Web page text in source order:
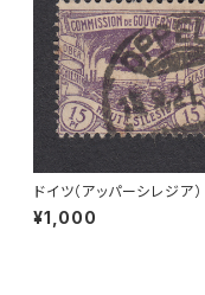
ドイツ（アッパーシレジア
Mi#17 使用済み切手｜
N 15.9.1921
¥1,000